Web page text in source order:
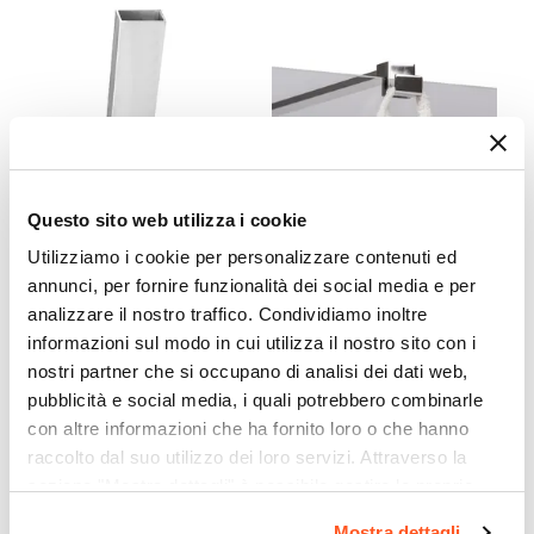
Questo sito web utilizza i cookie
Utilizziamo i cookie per personalizzare contenuti ed
annunci, per fornire funzionalità dei social media e per
analizzare il nostro traffico. Condividiamo inoltre
informazioni sul modo in cui utilizza il nostro sito con i
nostri partner che si occupano di analisi dei dati web,
pubblicità e social media, i quali potrebbero combinarle
con altre informazioni che ha fornito loro o che hanno
raccolto dal suo utilizzo dei loro servizi. Attraverso la
67,5 cm
Entrata
Su lato lungo
Vetro temperato
Finitura Anta
Bronzata
Spessore Anta
6 mm
Materiale Profilo
Alluminio
Colore Profilo
CODICE: PRFLST-C
Profilo di estensione 2,5 cm
x 195 cromo per box doccia -
Nilo e Lost
€ 35,00
CODICE: ARM-1GC
Braccio walk-in 100 cm
acciaio con gancio
appendino e sezione
quadrata cromo
€ 44,99